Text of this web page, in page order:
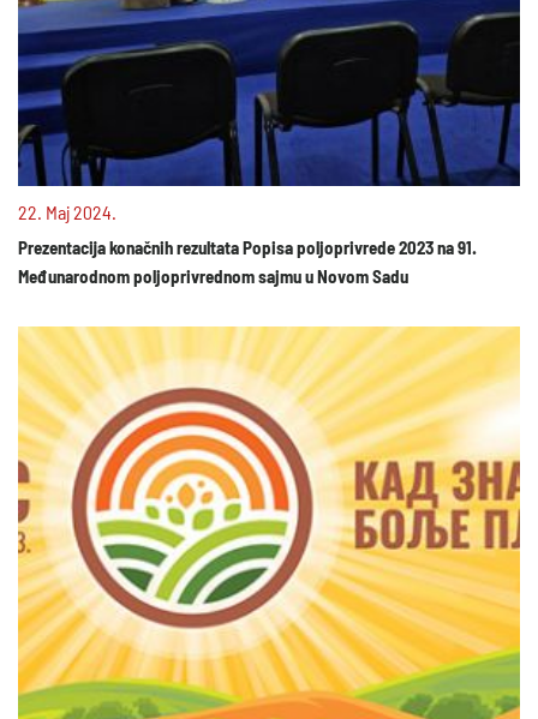
22. Maj 2024.
Prezentacija konačnih rezultata Popisa poljoprivrede 2023 na 91.
Međunarodnom poljoprivrednom sajmu u Novom Sadu